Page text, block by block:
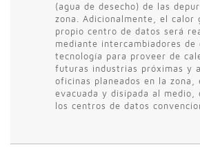
(agua de desecho) de las
zona. Adicionalmente, el calor
propio centro de datos será
mediante intercambiadores de
tecnología para proveer de
futuras industrias próximas y
oficinas planeados en la zona,
evacuada y disipada al medio,
los centros de datos